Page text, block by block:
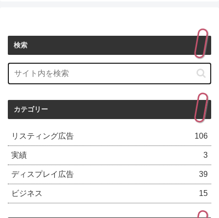
検索
カテゴリー
リスティング広告 106
実績 3
ディスプレイ広告 39
ビジネス 15